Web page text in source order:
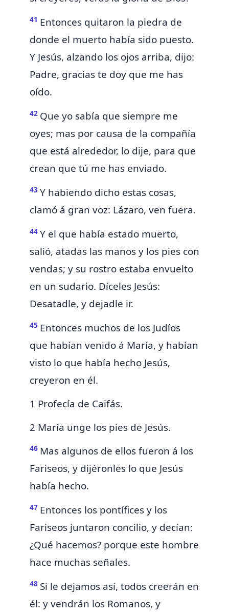
41 Entonces quitaron la piedra de
donde el muerto había sido puesto.
Y Jesús, alzando los ojos arriba, dijo:
Padre, gracias te doy que me has
oído.
42 Que yo sabía que siempre me
oyes; mas por causa de la compañía
que está alrededor, lo dije, para que
crean que tú me has enviado.
43 Y habiendo dicho estas cosas,
clamó á gran voz: Lázaro, ven fuera.
44 Y el que había estado muerto,
salió, atadas las manos y los pies con
vendas; y su rostro estaba envuelto
en un sudario. Díceles Jesús:
Desatadle, y dejadle ir.
45 Entonces muchos de los Judíos
que habían venido á María, y habían
visto lo que había hecho Jesús,
creyeron en él.
1 Profecía de Caifás.
2 María unge los pies de Jesús.
46 Mas algunos de ellos fueron á los
Fariseos, y dijéronles lo que Jesús
había hecho.
47 Entonces los pontíficesy los
Fariseos juntaron concilio, y decían:
¿Qué hacemos? porque este hombre
hace muchas señales.
48 Si le dejamos así, todos creerán en
él: y vendrán los Romanos, y